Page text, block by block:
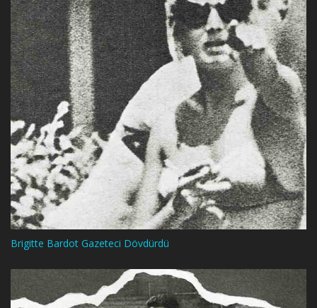
Brigitte Bardot Gazeteci Dövdürdü